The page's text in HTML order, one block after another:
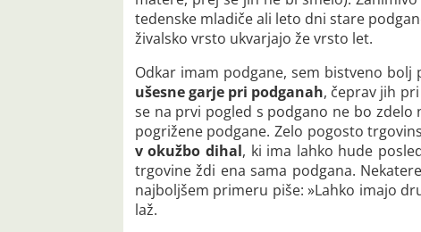
tedenske mladiče ali leto dni stare
živalsko vrsto ukvarjajo že vrsto let.
Odkar imam podgane, sem bistveno bolj
ušesne garje pri podganah, čeprav jih
se na prvi pogled s podgano ne bo
pogrižene podgane. Zelo pogosto
v okužbo dihal, ki ima lahko hude
trgovine ždi ena sama podgana.
najboljšem primeru piše: »Lahko imajo
laž.